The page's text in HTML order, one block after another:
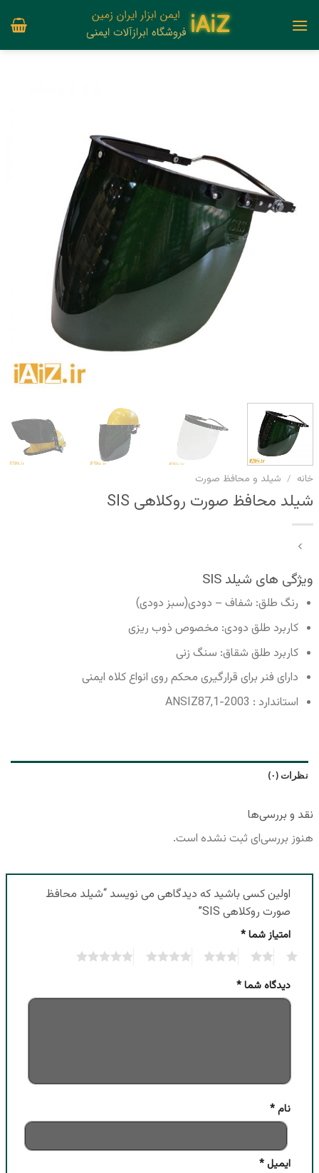
خانه / شیلد و محافظ صورت
شیلد محافظ صورت روکلاهی SIS
ویژگی های شیلد SIS
رنگ طلق: شفاف – دودی(سبز دودی)
کاربرد طلق دودی: مخصوص ذوب ریزی
کاربرد طلق شقاق: سنگ زنی
دارای فنر برای قرارگیری محکم روی انواع کلاه ایمنی
استاندارد : ANSIZ87,1-2003
نظرات (۰)
نقد و بررسی‌ها
هنوز بررسی‌ای ثبت نشده است.
اولین کسی باشید که دیدگاهی می نویسد “شیلد محافظ
صورت روکلاهی SIS”
امتیاز شما*
دیدگاه شما*
نام*
ایمیل*